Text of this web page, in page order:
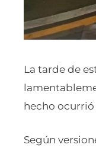
La tarde de
hecho ocurrió
Según